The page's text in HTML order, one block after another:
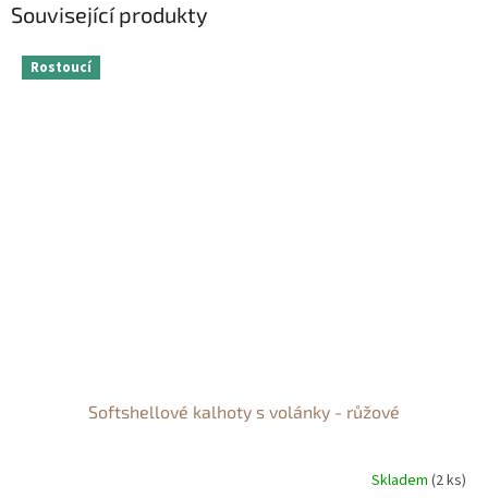
Související produkty
Rostoucí
Softshellové kalhoty s volánky - růžové
Skladem (2 ks)